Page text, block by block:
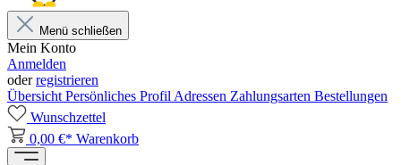
Menü schließen
Mein Konto
Anmelden
oderregistrieren
Übersicht Persönliches Profil Adressen Zahlungsarten Bestellungen
Wunschzettel
0,00 €* Warenkorb